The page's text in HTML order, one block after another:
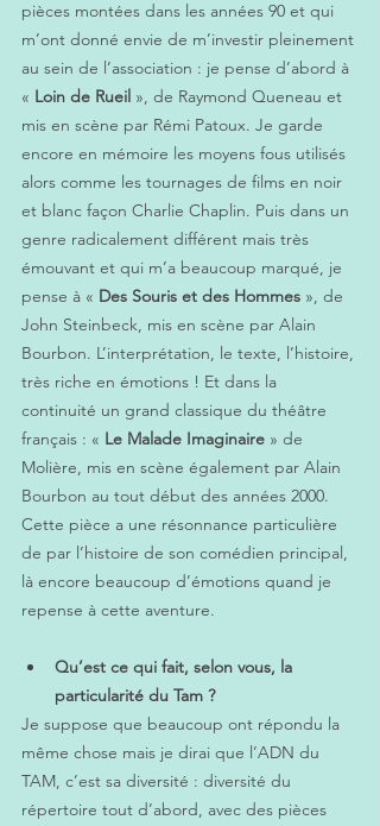
pièces montées dans les années 90 et qui
m’ont donné envie de m’investir pleinement
au sein de l’association : je pense d’abord à
« Loin de Rueil », de Raymond Queneau et
mis en scène par Rémi Patoux. Je garde
encore en mémoire les moyens fous utilisés
alors comme les tournages de films en noir
et blanc façon Charlie Chaplin. Puis dans un
genre radicalement différent mais très
émouvant et qui m’a beaucoup marqué, je
pense à « Des Souris et des Hommes », de
John Steinbeck, mis en scène par Alain
Bourbon. L’interprétation, le texte, l’histoire,
très riche en émotions ! Et dans la
continuité un grand classique du théâtre
français : « Le Malade Imaginaire » de
Molière, mis en scène également par Alain
Bourbon au tout début des années 2000.
Cette pièce a une résonnance particulière
de par l’histoire de son comédien principal,
là encore beaucoup d’émotions quand je
repense à cette aventure.
Qu’est ce qui fait, selon vous, la
particularité du Tam ?
Je suppose que beaucoup ont répondu la
même chose mais je dirai que l’ADN du
TAM, c’est sa diversité : diversité du
répertoire tout d’abord, avec des pièces